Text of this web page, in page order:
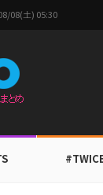
08(土) 05:30